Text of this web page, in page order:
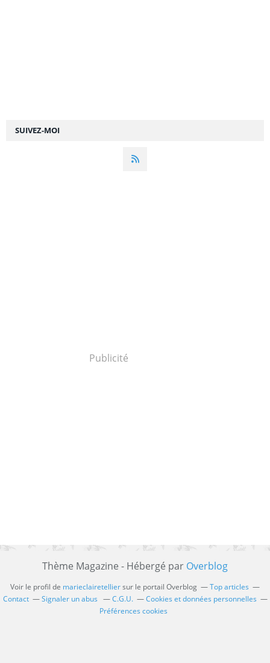
SUIVEZ-MOI
Publicité
Thème Magazine - Hébergé par Overblog
Voir le profil de marieclairetelliersur le portail Overblog
Top articles
Contact
Signaler un abus C.G.U.
Cookies et données personnelles
Préférences cookies